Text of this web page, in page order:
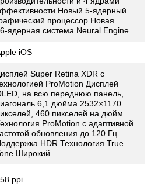
Новый 5‑ядерный
процессор Новая
система Neural Engine
iOS
Super Retina XDR с
ProMotion Дисплей
на всю переднюю панель,
6,1 дюйма 2532×1170
460 пикселей на дюйм
ProMotion с адаптивной
обновления до 120 Гц
HDR Технология True
Широкий
ppi